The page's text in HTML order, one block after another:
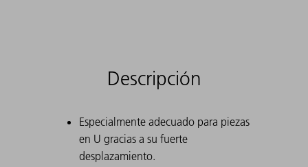
Descripción
Especialmente adecuado para piezas
en U gracias a su fuerte
desplazamiento.